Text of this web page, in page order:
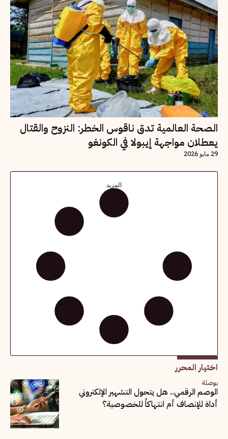
الصحة العالمية تدق ناقوس الخطر: النزوح والقتال
يعطلان مواجهة إيبولا في الكونغو
29 مايو 2026
المزيد
اختيار المحرر
بوصلة
الوصم الرقمي.. هل يتحول التشهير الإلكتروني
أداة للإنصاف أم انتهاكاً للخصوصية؟